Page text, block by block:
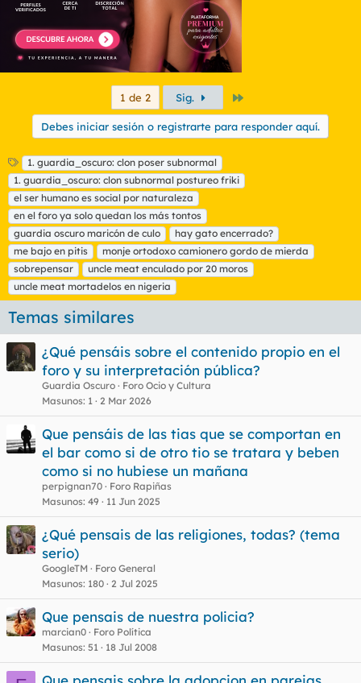
1 de 2 Sig.
Debes iniciar sesión o registrarte para responder aquí.
E
t
i
q
u
e
t
a
s
1. guardia_oscuro: clon poser subnormal
1. guardia_oscuro: clon subnormal postureo friki
el ser humano es social por naturaleza
en el foro ya solo quedan los más tontos
guardia oscuro maricón de culo
hay gato encerrado?
me bajo en pitis
monje ortodoxo camionero gordo de mierda
sobrepensar
uncle meat enculado por 20 moros
uncle meat mortadelos en nigeria
Temas similares
¿Qué pensáis sobre el contenido propio en el
foro y su interpretación pública?
Guardia Oscuro
Foro Ocio y Cultura
Masunos 1 2 Mar 2026
Que pensáis de las tias que se comportan en
el bar como si de otro tio se tratara y beben
como si no hubiese un mañana
perpignan70
Foro Rapiñas
Masunos 49 11 Jun 2025
¿Qué pensais de las religiones, todas? (tema
serio)
GoogleTM
Foro General
Masunos 180 2 Jul 2025
Que pensais de nuestra policia?
marcian0
Foro Política
Masunos 51 18 Jul 2008